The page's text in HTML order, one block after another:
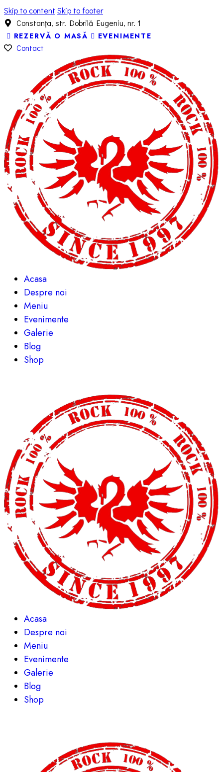
Skip to content Skip to footer
Constanța, str. Dobrilă Eugeniu, nr. 1
REZERVĂ O MASĂ EVENIMENTE
Contact
Acasa
Despre noi
Meniu
Evenimente
Galerie
Blog
Shop
Acasa
Despre noi
Meniu
Evenimente
Galerie
Blog
Shop